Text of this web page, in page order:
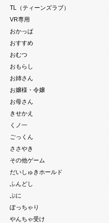
TL（ティーンズラブ）
VR専用
おかっぱ
おすすめ
おむつ
おもらし
お姉さん
お嬢様・令嬢
お母さん
きせかえ
くノ一
ごっくん
ささやき
その他ゲーム
だいしゅきホールド
ふんどし
ぷに
ぽっちゃり
やんちゃ受け